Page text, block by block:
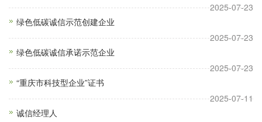
2025-07-23
绿色低碳诚信示范创建企业
2025-07-23
绿色低碳诚信承诺示范企业
2025-07-23
“重庆市科技型企业”证书
2025-07-11
诚信经理人